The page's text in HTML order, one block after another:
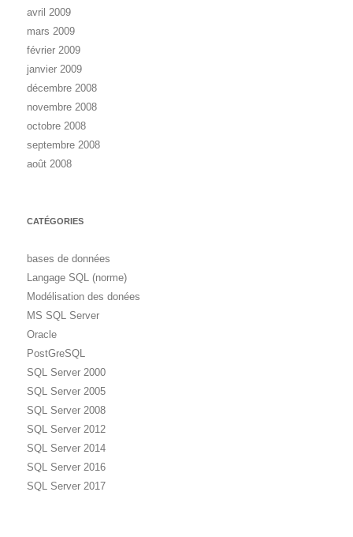
avril 2009
mars 2009
février 2009
janvier 2009
décembre 2008
novembre 2008
octobre 2008
septembre 2008
août 2008
CATÉGORIES
bases de données
Langage SQL (norme)
Modélisation des donées
MS SQL Server
Oracle
PostGreSQL
SQL Server 2000
SQL Server 2005
SQL Server 2008
SQL Server 2012
SQL Server 2014
SQL Server 2016
SQL Server 2017